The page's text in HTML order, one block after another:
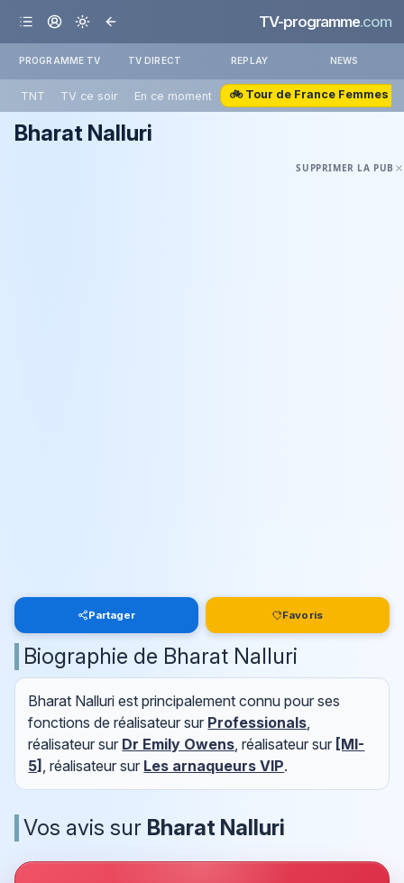
TV-programme.com
PROGRAMME TV TV DIRECT REPLAY NEWS
TNT TV ce soir En ce moment 🚲 Tour de France Femmes
Bharat Nalluri
SUPPRIMER LA PUB
Partager Favoris
Biographie de Bharat Nalluri
Bharat Nalluri est principalement connu pour ses
fonctions de réalisateur sur Professionals,
réalisateur sur Dr Emily Owens, réalisateur sur [MI-
5] , réalisateur sur Les arnaqueurs VIP.
Vos avis sur Bharat Nalluri